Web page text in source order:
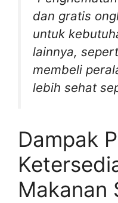
dan gratis
untuk
lainnya,
membeli
lebih sehat
Dampak
Makanan